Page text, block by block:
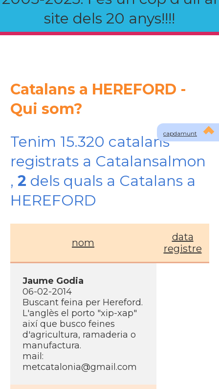
site dels 20 anys!!!!
capdamunt
Catalans a HEREFORD -
Qui som?
Tenim 15.320 catalans
registrats a Catalansalmon
, 2 dels quals a Catalans a
HEREFORD
nom
data
registre
Jaume Godia
06-02-2014
Buscant feina per Hereford.
L'anglès el porto "xip-xap"
així­ que busco feines
d'agricultura, ramaderia o
manufactura.
mail:
metcatalonia@gmail.com